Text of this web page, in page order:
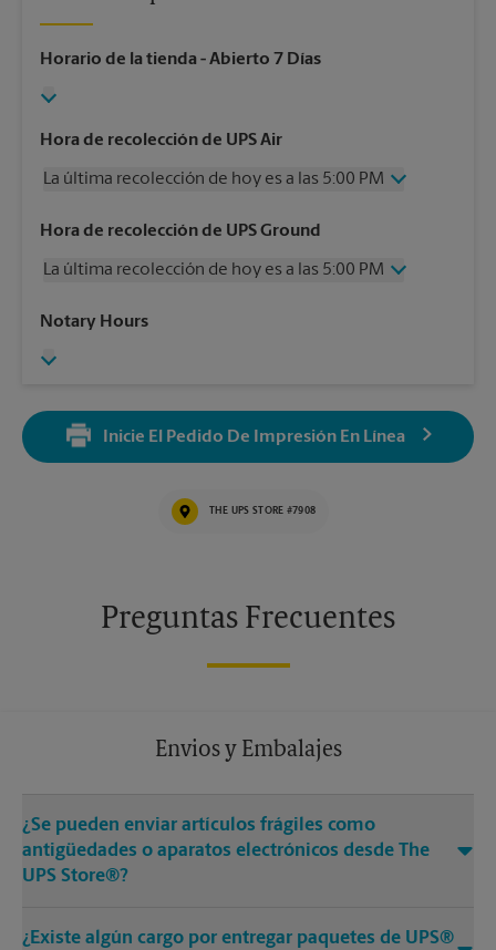
Horario de la tienda- Abierto 7 Días
Hora de recolección de UPS Air
La última recolección de hoy es a las 5:00 PM
Miércoles
5:00 PM
Viernes
5:00 PM
Domingo
Hora de recolección de UPS Ground
La última recolección de hoy es a las 5:00 PM
Miércoles
Viernes
Domingo
Sin Recolección
Lunes
5:00 PM
Martes
5:00 PM
Notary Hours
Inicie El Pedido De Impresión En Línea
THE UPS STORE #7908
Preguntas Frecuentes
Envios y Embalajes
¿Se pueden enviar artículos frágiles como
antigüedades o aparatos electrónicos desde The
UPS Store®?
¿Existe algún cargo por entregar paquetes de UPS®